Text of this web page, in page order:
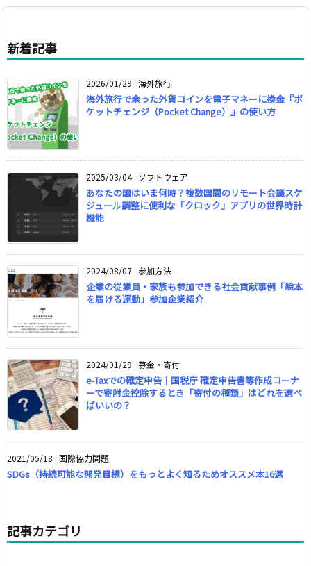
新着記事
2026/01/29 : 海外旅行
海外旅行で余った外貨コインを電子マネーに換金『ポ
ケットチェンジ（Pocket Change）』の使い方
2025/03/04: ソフトウェア
あなたの国はいま何時？複数国間のリモート会議スケ
ジュール調整に便利な「クロック」アプリの世界時計
機能
2024/08/07 : 参加方法
企業の従業員・家族も参加できる社会貢献事例「絵本
を届ける運動」参加企業紹介
2024/01/29 : 募金・寄付
e-Taxでの確定申告｜国税庁 確定申告書等作成コーナ
ーで寄附金控除するとき「寄付の種類」はどれを選べ
ばいいの？
2021/05/18 : 国際協力問題
SDGs（持続可能な開発目標）をもっとよく知るためオススメ本16選
記事カテゴリ